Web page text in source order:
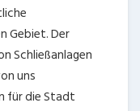
Gebiet. Der
Schließanlagen
uns
für die Stadt